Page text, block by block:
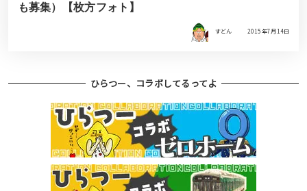
も募集）【枚方フォト】
すどん 2015年7月14日
ひらつー、コラボしてるってよ